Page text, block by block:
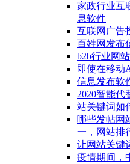
家政行业互
息软件
互联网广告
百姓网发布
b2b行业网
即使在移动
信息发布软
2020智能代
站关键词如
哪些发帖网
一，网站排
让网站关键
疫情期间，